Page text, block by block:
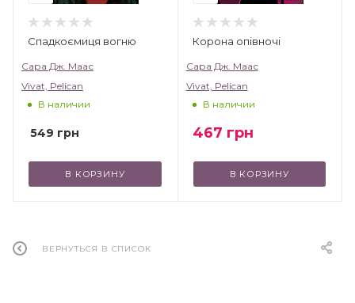
Спадкоємиця вогню
Сара Дж. Маас
Vivat, Pelican
В наличии
549 грн
В КОРЗИНУ
Корона опівночі
Сара Дж. Маас
Vivat, Pelican
В наличии
467 грн
В КОРЗИНУ
ВЕРНУТЬСЯ В СПИСОК